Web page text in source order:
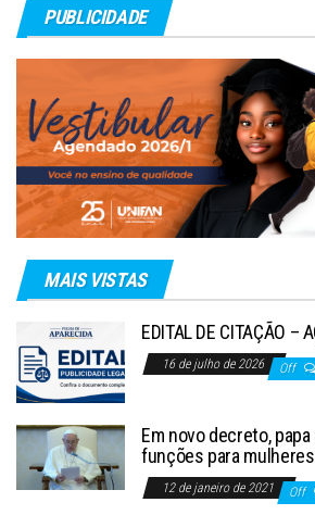
PUBLICIDADE
MAIS VISTAS
EDITAL DE CITAÇÃO –
16 de julho de 2026 Off
Em novo decreto,
funções para
12 de janeiro de 2021 Off